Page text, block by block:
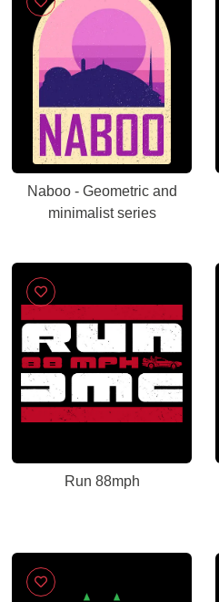
Naboo - Geometric and
minimalist series
Run 88mph